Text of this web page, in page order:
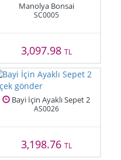
Manolya Bonsai
SC0005
3,097.98 TL
Bayi İçin Ayaklı Sepet 2
AS0026
3,198.76 TL